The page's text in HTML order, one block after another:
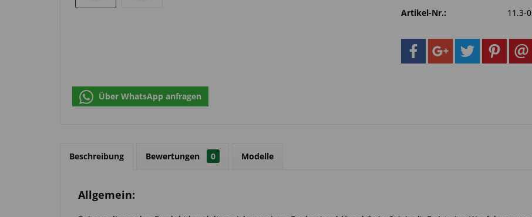
Artikel-Nr.: 11.3-
Über WhatsApp anfragen
Beschreibung Bewertungen 0 Modelle
Allgemein: